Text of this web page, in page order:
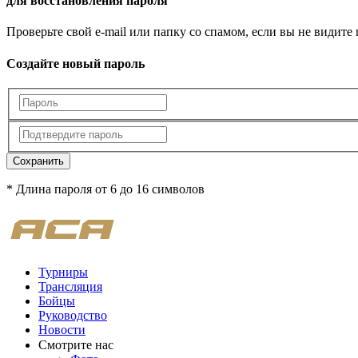
Проверьте свой e-mail или папку со спамом, если вы не видите
Создайте новый пароль
Сохранить
* Длина пароля от 6 до 16 символов
Турниры
Трансляция
Бойцы
Руководство
Новости
Смотрите нас